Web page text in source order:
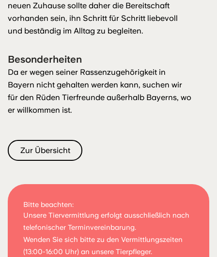
neuen Zuhause sollte daher die Bereitschaft
vorhanden sein, ihn Schritt für Schritt liebevoll
und beständig im Alltag zu begleiten.
Besonderheiten
Da er wegen seiner Rassenzugehörigkeit in
Bayern nicht gehalten werden kann, suchen wir
für den Rüden Tierfreunde außerhalb Bayerns, wo
er willkommen ist.
Zur Übersicht
Bitte beachten:
Unsere Tiervermittlung erfolgt ausschließlich nach
telefonischer Terminvereinbarung.
Wenden Sie sich bitte zu den Vermittlungszeiten
(13:00-16:00 Uhr) an unsere Tierpfleger.